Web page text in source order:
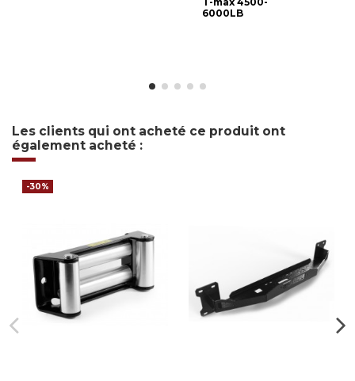
6000LB
Les clients qui ont acheté ce produit ont
également acheté :
-30%